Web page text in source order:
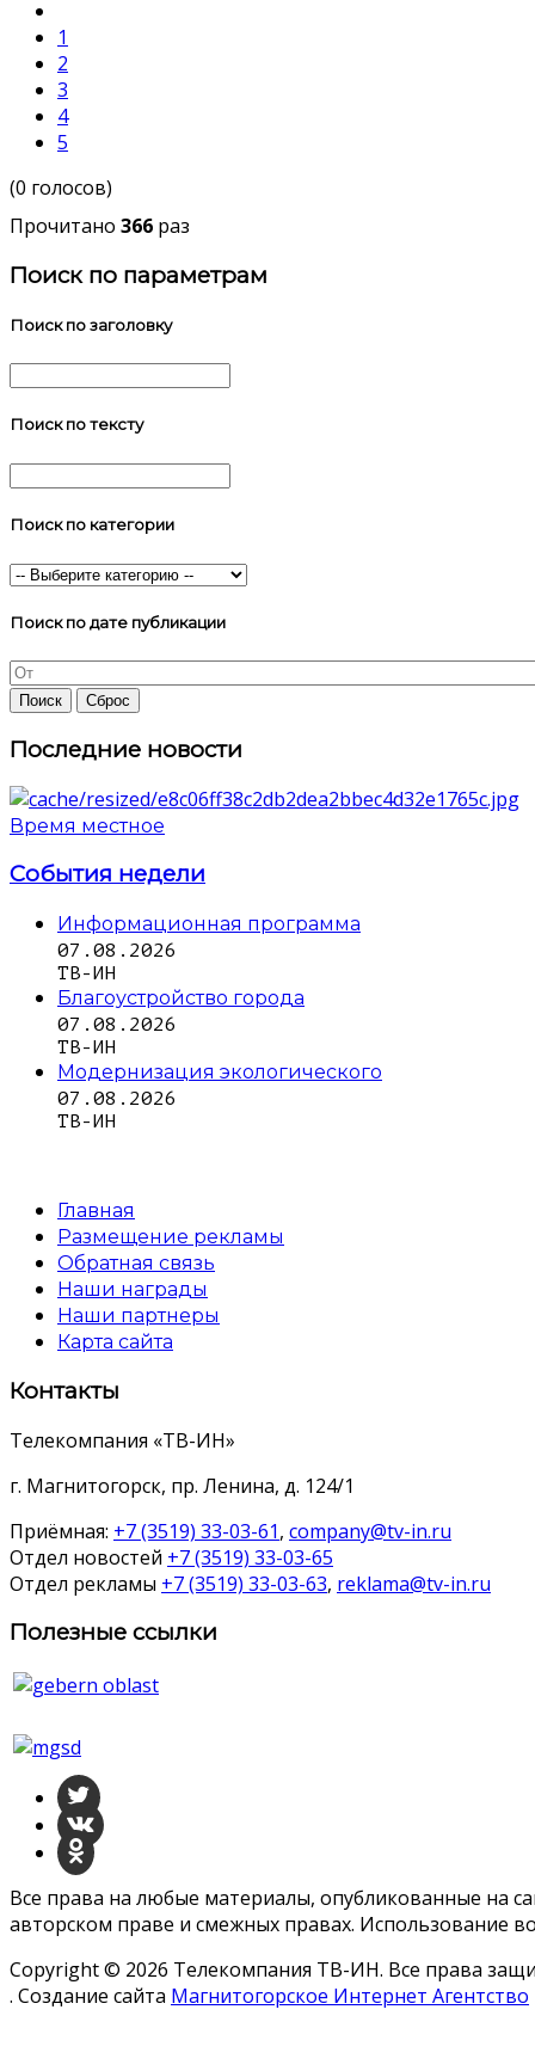
1
2
3
4
5
(0 голосов)
Прочитано 366 раз
Поиск по параметрам
Поиск по заголовку
Поиск по тексту
Поиск по категории
Поиск по дате публикации
Последние новости
Время местное
События недели
Информационная программа
07.08.2026
ТВ-ИН
Благоустройство города
07.08.2026
ТВ-ИН
Модернизация экологического
07.08.2026
ТВ-ИН
Главная
Размещение рекламы
Обратная связь
Наши награды
Наши партнеры
Карта сайта
Контакты
Телекомпания «ТВ-ИН»
г. Магнитогорск, пр. Ленина, д. 124/1
Приёмная: +7 (3519) 33-03-61, company@tv-in.ru
Отдел новостей +7 (3519) 33-03-65
Отдел рекламы +7 (3519) 33-03-63, reklama@tv-in.ru
Полезные ссылки
Все права на любые материалы, опубликованные на
авторском праве и смежных правах. Использование
Copyright © 2026 Телекомпания ТВ-ИН. Все права
. Создание сайта Магнитогорское Интернет Агентство